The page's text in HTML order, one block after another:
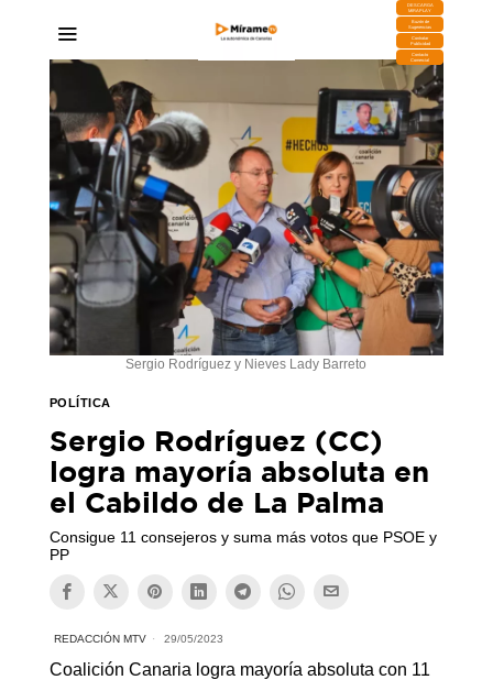
DESCARGA
MIRAPLAY
Buzón de
Sugerencias
Contratar
Publicidad
Contacto
Comercial
Sergio Rodríguez y Nieves Lady Barreto
POLÍTICA
Sergio Rodríguez (CC)
logra mayoría absoluta en
el Cabildo de La Palma
Consigue 11 consejeros y suma más votos que PSOE y
PP
REDACCIÓN MTV 29/05/2023
Coalición Canaria logra mayoría absoluta con 11